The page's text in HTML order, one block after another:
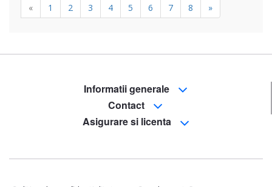
« 1 2 3 4 5 6 7 8 »
Informatii generale
Contact
Asigurare si licenta